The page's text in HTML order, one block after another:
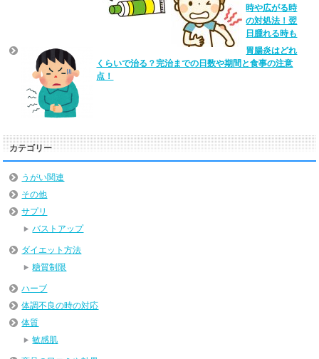
時や広がる時
の対処法！翌
日腫れる時も
胃腸炎はどれ
くらいで治る？完治までの日数や期間と食事の注意
点！
カテゴリー
うがい関連
その他
サプリ
バストアップ
ダイエット方法
糖質制限
ハーブ
体調不良の時の対応
体質
敏感肌